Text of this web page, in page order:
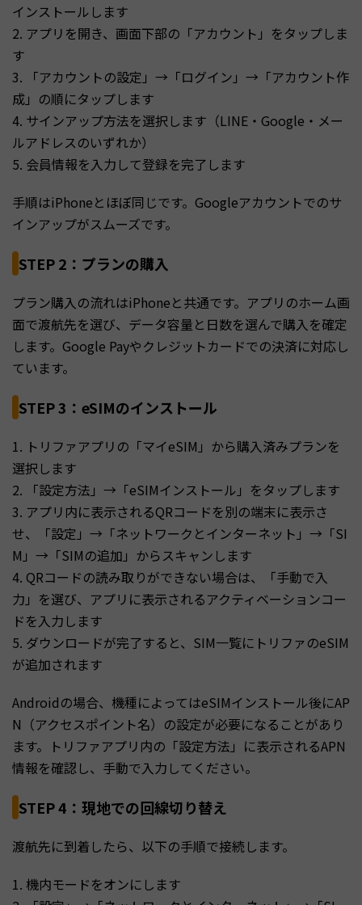
インストールします
2. アプリを開き、画面下部の「アカウント」をタップしま
す
3. 「アカウントの設定」→「ログイン」→「アカウント作
成」の順にタップします
4. サインアップ方法を選択します（LINE・Google・メー
ルアドレスのいずれか）
5. 会員情報を入力して登録を完了します
手順はiPhoneとほぼ同じです。Googleアカウントでのサ
インアップがスムーズです。
STEP 2：プランの購入
プラン購入の流れはiPhoneと共通です。アプリのホーム画
面で渡航先を選び、データ容量と日数を選んで購入を確定
します。Google Payやクレジットカードでの決済に対応し
ています。
STEP 3：eSIMのインストール
1. トリファアプリの「マイeSIM」から購入済みプランを
選択します
2. 「設定方法」→「eSIMインストール」をタップします
3. アプリ内に表示されるQRコードを別の端末に表示さ
せ、「設定」→「ネットワークとインターネット」→「SI
M」→「SIMの追加」からスキャンします
4. QRコードの読み取りができない場合は、「手動で入
力」を選び、アプリに表示されるアクティベーションコー
ドを入力します
5. ダウンロードが完了すると、SIM一覧にトリファのeSIM
が追加されます
Androidの場合、機種によってはeSIMインストール後にAP
N（アクセスポイント名）の設定が必要になることがあり
ます。トリファアプリ内の「設定方法」に表示されるAPN
情報を確認し、手動で入力してください。
STEP 4：現地での回線切り替え
渡航先に到着したら、以下の手順で接続します。
1. 機内モードをオンにします